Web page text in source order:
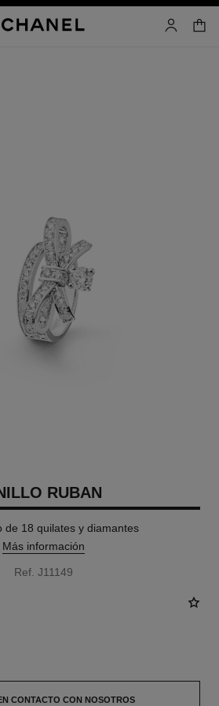
cuenta
carrito
RUBAN
de 18 quilates y diamantes
Más información
Ref. J11149
CONTACTO CON NOSOTROS